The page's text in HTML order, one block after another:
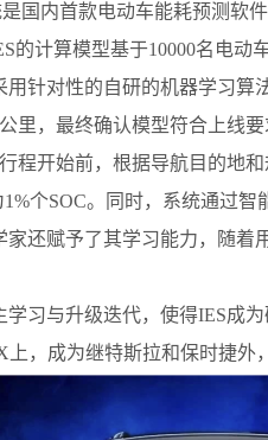
是国内首款电动车能耗预测
的计算模型基于10000名电
针对性的自研的机器学习
里，最终确认模型符合上线
程开始前，根据导航目的地
个SOC。同时，系统通过
还赋予了其学习能力，随
习与升级迭代，使得IES成
上，成为继特斯拉和保时捷外